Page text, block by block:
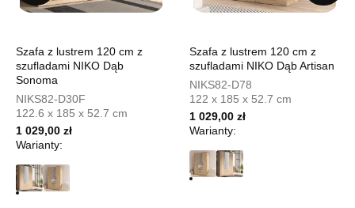
Godziny otwarcia
679,00 zł
SALON MEBLOWY ORION
Salon meblowy
UL.KILIŃSZCZAKÓW 43
78-600 WAŁCZ
Szafa z lustrem 120 cm z
szufladami NIKO Dąb
Sonoma
NIKS82-D30F
122.6 x 185 x 52.7 cm
1 029,00 zł
Warianty:
Szafa z lustrem 120 cm z
szufladami NIKO Dąb Artisan
NIKS82-D78
122 x 185 x 52.7 cm
1 029,00 zł
Warianty: